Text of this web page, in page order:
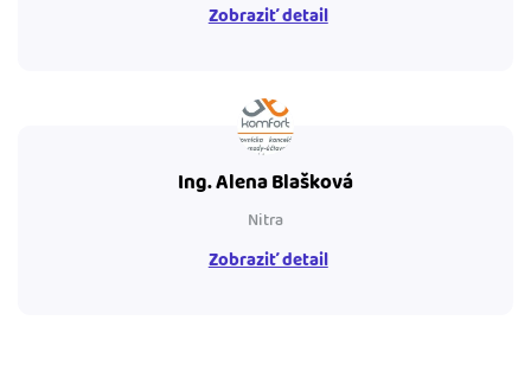
Zobraziť detail
Ing. Alena Blašková
Nitra
Zobraziť detail